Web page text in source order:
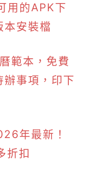
用的APK下
本安裝檔
範本，免費
事項，印下
年最新！
折扣